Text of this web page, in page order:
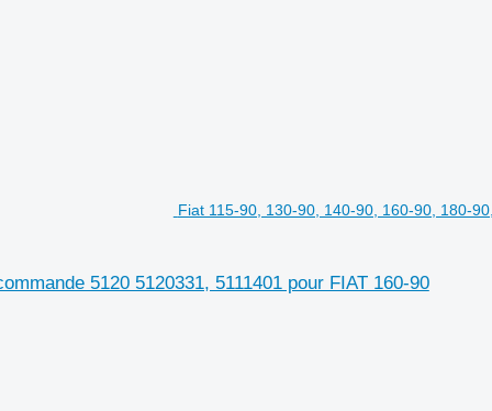
Fiat 115-90, 130-90, 140-90, 160-90, 180-
5120 5120331, 5111401 pour FIAT 160-90